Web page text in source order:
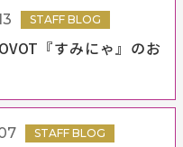
『すみにゃ』のお
STAFF BLOG
STAFF BLOG